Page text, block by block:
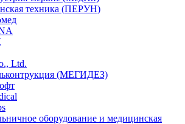
техника (ПЕРУН)
Ltd.
(МЕГИДЕЗ)
оборудование и медицинская